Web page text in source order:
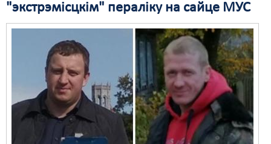
"экстрэмісцкім" пераліку на сайце МУС
Экалёгія
Сацыяльныя правы